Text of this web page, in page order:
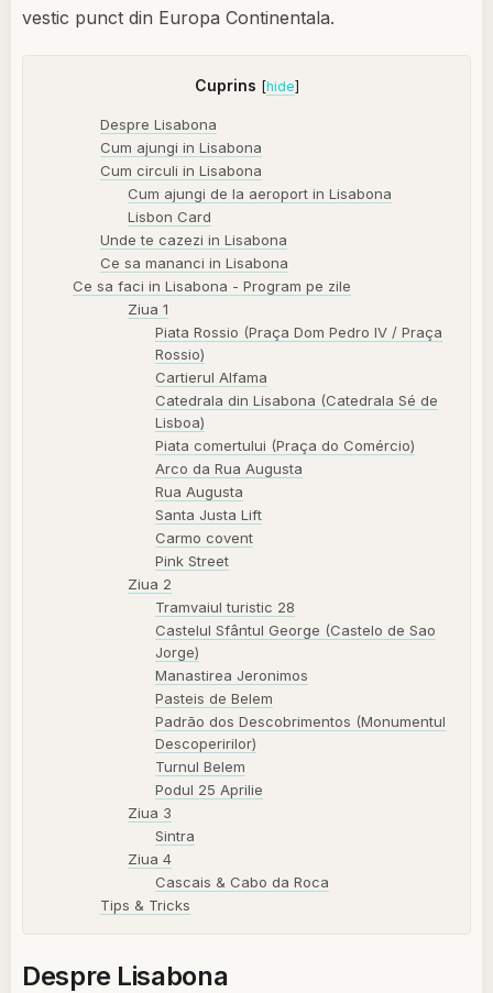
vestic punct din Europa Continentala.
Cuprins [hide]
Despre Lisabona
Cum ajungi in Lisabona
Cum circuli in Lisabona
Cum ajungi de la aeroport in Lisabona
Lisbon Card
Unde te cazezi in Lisabona
Ce sa mananci in Lisabona
Ce sa faci in Lisabona - Program pe zile
Ziua 1
Piata Rossio (Praça Dom Pedro IV / Praça
Rossio)
Cartierul Alfama
Catedrala din Lisabona (Catedrala Sé de
Lisboa)
Piata comertului (Praça do Comércio)
Arco da Rua Augusta
Rua Augusta
Santa Justa Lift
Carmo covent
Pink Street
Ziua 2
Tramvaiul turistic 28
Castelul Sfântul George (Castelo de Sao
Jorge)
Manastirea Jeronimos
Pasteis de Belem
Padrão dos Descobrimentos (Monumentul
Descoperirilor)
Turnul Belem
Podul 25 Aprilie
Ziua 3
Sintra
Ziua 4
Cascais & Cabo da Roca
Tips & Tricks
Despre Lisabona